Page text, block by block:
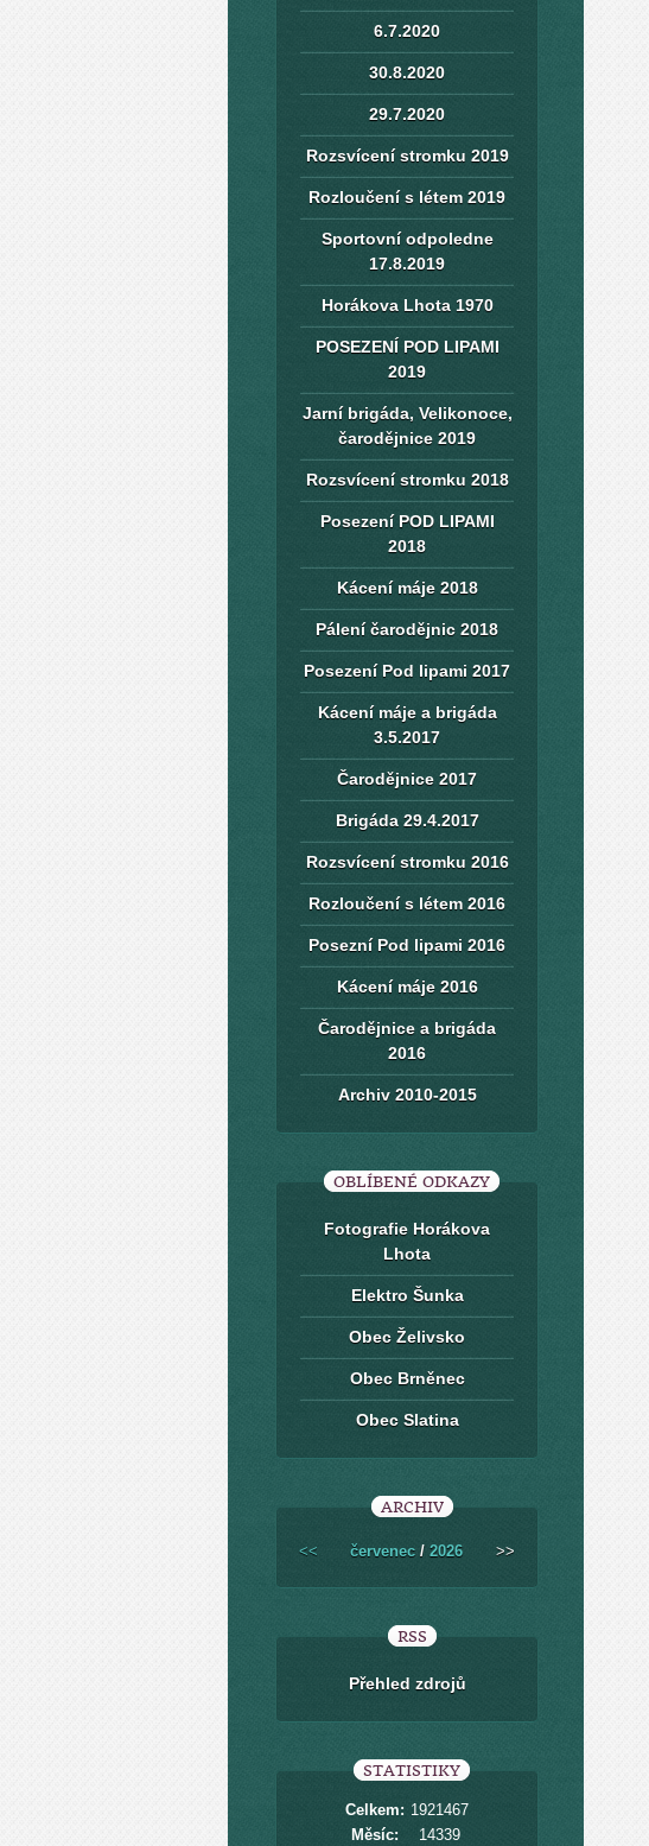
6.7.2020
30.8.2020
29.7.2020
Rozsvícení stromku 2019
Rozloučení s létem 2019
Sportovní odpoledne
17.8.2019
Horákova Lhota 1970
POSEZENÍ POD LIPAMI
2019
Jarní brigáda, Velikonoce,
čarodějnice 2019
Rozsvícení stromku 2018
Posezení POD LIPAMI
2018
Kácení máje 2018
Pálení čarodějnic 2018
Posezení Pod lipami 2017
Kácení máje a brigáda
3.5.2017
Čarodějnice 2017
Brigáda 29.4.2017
Rozsvícení stromku 2016
Rozloučení s létem 2016
Posezní Pod lipami 2016
Kácení máje 2016
Čarodějnice a brigáda
2016
Archiv 2010-2015
OBLÍBENÉ ODKAZY
Fotografie Horákova
Lhota
Elektro Šunka
Obec Želivsko
Obec Brněnec
Obec Slatina
ARCHIV
<< červenec / 2026 >>
RSS
Přehled zdrojů
STATISTIKY
Celkem: 1921467
Měsíc:
14339